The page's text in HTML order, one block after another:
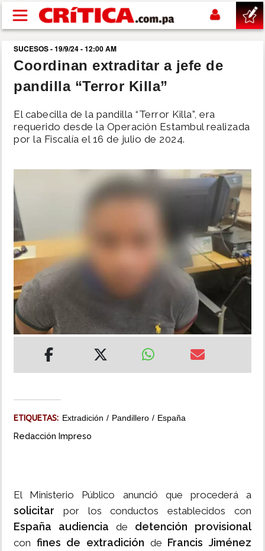
Pasar al contenido principal
buscar
SUCESOS
NACIONAL
SHOW
DEPORTES
MUNDO
INSÓLITAS
MULTIMEDIA
IMPRESO
SUCESOS - 19/9/24 - 12:00 AM
Coordinan extraditar a jefe de
pandilla “Terror Killa”
El cabecilla de la pandilla “Terror Killa”, era
requerido desde la Operación Estambul realizada
por la Fiscalía el 16 de julio de 2024.
ETIQUETAS: Extradición Pandillero España
Redacción Impreso
El Ministerio Público anunció que procederá a
solicitar por los conductos establecidos con
España audiencia de detención provisional
con fines de extradición de Francis Jiménez